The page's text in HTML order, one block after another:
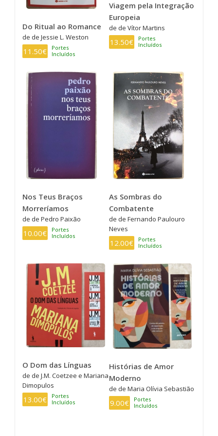
Do Ritual ao Romance
de de Jessie L. Weston
11.50€
Portes
Incluídos
Viagem pela Integração
Europeia
de de Vítor Martins
13.50€
Portes
Incluídos
Nos Teus Braços
Morreríamos
de de Pedro Paixão
10.00€
Portes
Incluídos
As Sombras do
Combatente
de de Fernando Paulouro
Neves
12.00€
Portes
Incluídos
O Dom das Línguas
de de J.M. Coetzee e Mariana
Dimopulos
13.00€
Portes
Incluídos
Histórias de Amor
Moderno
de de Maria Olívia Sebastião
9.00€
Portes
Incluídos